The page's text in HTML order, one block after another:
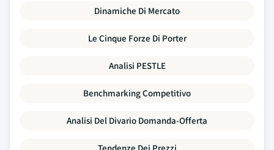
Dinamiche Di Mercato
Le Cinque Forze Di Porter
Analisi PESTLE
Benchmarking Competitivo
Analisi Del Divario Domanda-Offerta